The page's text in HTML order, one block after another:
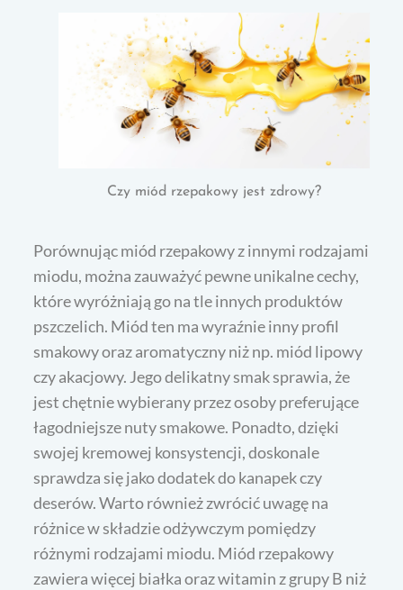
Czy miód rzepakowy jest zdrowy?
Porównując miód rzepakowy z innymi rodzajami
miodu, można zauważyć pewne unikalne cechy,
które wyróżniają go na tle innych produktów
pszczelich. Miód ten ma wyraźnie inny profil
smakowy oraz aromatyczny niż np. miód lipowy
czy akacjowy. Jego delikatny smak sprawia, że
jest chętnie wybierany przez osoby preferujące
łagodniejsze nuty smakowe. Ponadto, dzięki
swojej kremowej konsystencji, doskonale
sprawdza się jako dodatek do kanapek czy
deserów. Warto również zwrócić uwagę na
różnice w składzie odżywczym pomiędzy
różnymi rodzajami miodu. Miód rzepakowy
zawiera więcej białka oraz witamin z grupy B niż